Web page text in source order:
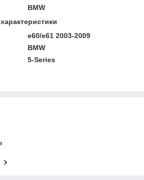
BMW
e60/e61 2003-2009
BMW
5-Series